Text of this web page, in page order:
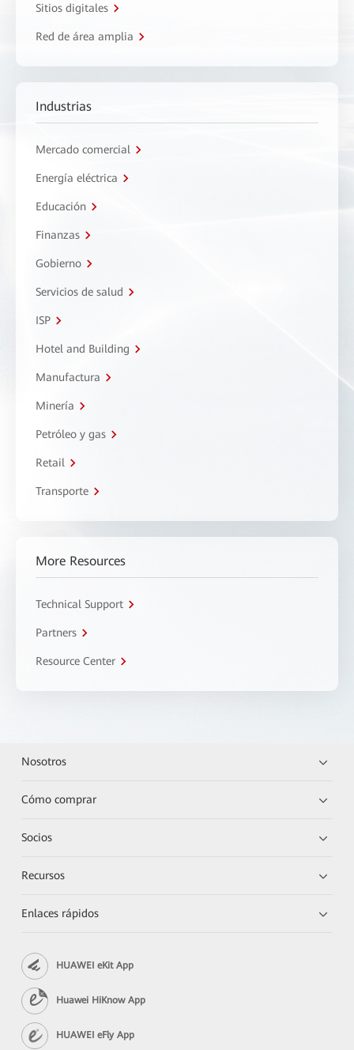
Sitios digitales
Red de área amplia
Industrias
Mercado comercial
Energía eléctrica
Educación
Finanzas
Gobierno
Servicios de salud
ISP
Hotel and Building
Manufactura
Minería
Petróleo y gas
Retail
Transporte
More Resources
Technical Support
Partners
Resource Center
Nosotros
Cómo comprar
Socios
Recursos
Enlaces rápidos
HUAWEI eKit App
Huawei HiKnow App
HUAWEI eFly App